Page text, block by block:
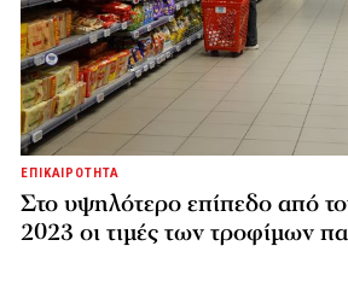
ΕΠΙΚΑΙΡΟΤΗΤΑ
Στο υψηλότερο επίπεδο από
2023 οι τιμές των τροφίμων